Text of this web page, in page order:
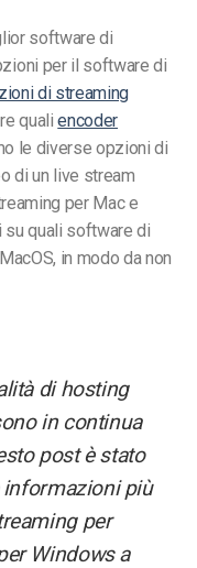
software di
per il software di
di streaming
qualiencoder
le diverse opzioni di
di un live stream
per Mac e
quali software di
in modo da non
di hosting
in continua
post è stato
più
per
Windows a